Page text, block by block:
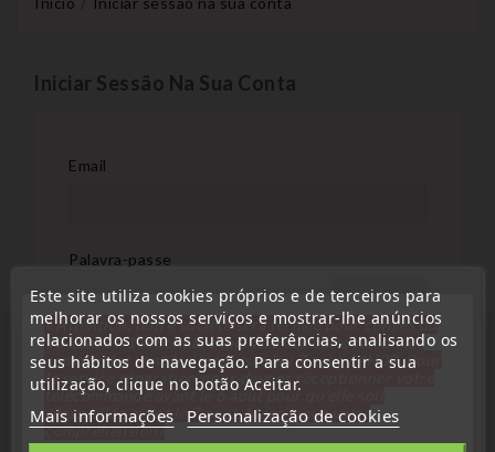
Iniciar Sessão Na Sua Conta
Email
Palavra-passe
MOSTRAR
Esqueceu-se da sua palavra-passe?
Iniciar Sessão
Não tem conta? Crie uma aqui
Este site utiliza cookies próprios e de terceiros para
melhorar os nossos serviços e mostrar-lhe anúncios
relacionados com as suas preferências, analisando os
seus hábitos de navegação. Para consentir a sua
utilização, clique no botão Aceitar.
Mais informações Personalização de cookies
« Attention, notre société sera fermée pour congés du
10 aout au 1 septembre inclus. Pour cette raison les
commandes sont traitées jusqu'au 7 aout 14H00. Pour
le service réparation nous devons réceptionner votre
télécommande avant le 6 aout pour qu'elle soit
réexpédiée avant le 7 aout. Merci pour votre
compréhension»